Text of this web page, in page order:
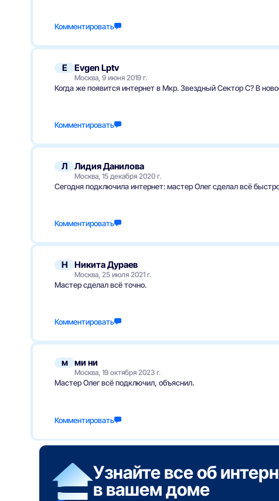
Комментировать
E Evgen Lptv
Москва, 9 июня 2019 г.
Когда же появится интернет в Мкр. Звездный Сектор С? В
Комментировать
Л Лидия Данилова
Москва, 15 декабря 2020 г.
Сегодня подключила интернет: мастер Олег сделал всё
Комментировать
Н Никита Дураев
Москва, 25 июля 2021 г.
Мастер сделал всё точно.
Комментировать
м ми ни
Москва, 19 октября 2023 г.
Мастер Олег всё подключил, объяснил.
Комментировать
Узнайте все об
в вашем доме